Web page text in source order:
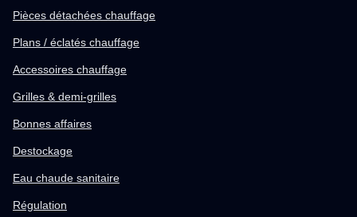
Pièces détachées chauffage
Plans / éclatés chauffage
Accessoires chauffage
Grilles & demi-grilles
Bonnes affaires
Destockage
Eau chaude sanitaire
Régulation